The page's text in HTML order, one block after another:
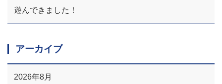
遊んできました！
アーカイブ
2026年8月